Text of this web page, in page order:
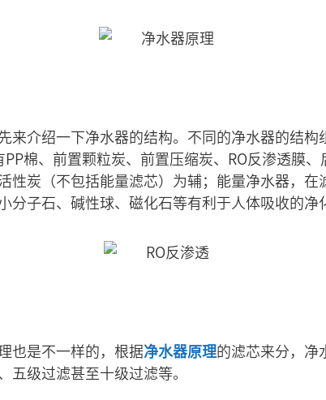
来介绍一下净水器的结构。不同的净水器的结构
棉、前置颗粒炭、前置压缩炭、RO反渗透膜
性炭（不包括能量滤芯）为辅；能量净水器，
分子石、碱性球、磁化石等有利于人体吸收的净
也是不一样的，根据净水器原理的滤芯来分，净
级过滤甚至十级过滤等。